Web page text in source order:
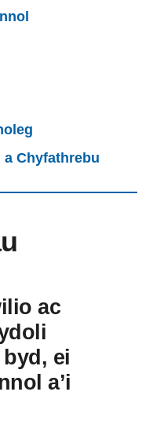
Chyfathrebu
ac
ei
a’i